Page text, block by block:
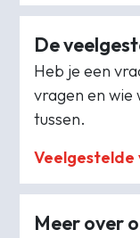
De
Heb je een
vragen en wie
tussen.
Veelgestelde
Meer over